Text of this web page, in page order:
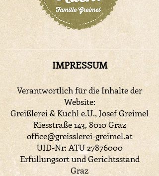
IMPRESSUM
Verantwortlich für die Inhalte der
Website:
Greißlerei & Kuchl e.U., Josef Greimel
Riesstraße 143, 8010 Graz
office@greisslerei-greimel.at
UID-Nr: ATU27876000
Erfüllungsort und Gerichtsstand
Graz